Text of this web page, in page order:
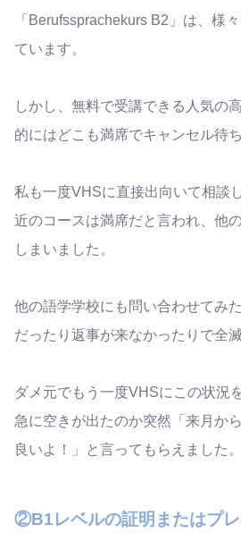
「Berufssprachekurs B2」は、様
ています。
しかし、無料で受講できる人気の
的にはどこも満席でキャンセル待
私も一度VHSに直接出向いて相談
近のコースは満席だと言われ、他
しまいました。
他の語学学校にも問い合わせてみ
だったり返事が来なかったりで全滅
ダメ元でもう一度VHSにこの状況
急に空きが出たのか突然「来月か
良いよ！」と言ってもらえました。
②B1レベルの証明またはプ